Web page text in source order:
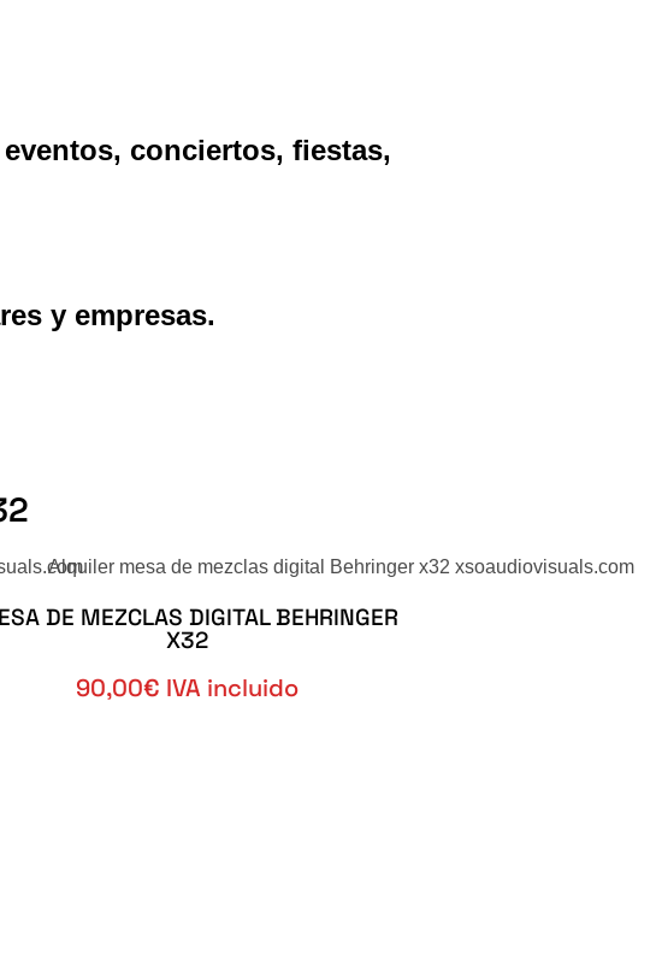
conciertos, fiestas,
y empresas.
DE MEZCLAS DIGITAL BEHRINGER
X32
90,00€ IVA incluido